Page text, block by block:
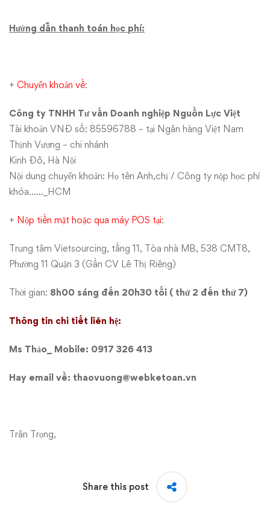
Hướng dẫn thanh toán học phí:
+ Chuyển khoản về:
Công ty TNHH Tư vấn Doanh nghiệp Nguồn Lực Việt
Tài khoản VNĐ số: 85596788 – tại Ngân hàng Việt Nam
Thịnh Vượng – chi nhánh
Kinh Đô, Hà Nội
Nội dung chuyển khoản: Họ tên Anh,chị / Công ty nộp học phí
khóa……_HCM
+ Nộp tiền mặt hoặc qua máy POS tại:
Trung tâm Vietsourcing, tầng 11, Tòa nhà MB, 538 CMT8,
Phường 11 Quận 3 (Gần CV Lê Thị Riêng)
Thời gian: 8h00 sáng đến 20h30 tối ( thứ 2 đến thứ 7)
Thông tin chi tiết liên hệ:
Ms Thảo_ Mobile: 0917 326 413
Hay email về: thaovuong@webketoan.vn
Trân Trọng,
Share this post